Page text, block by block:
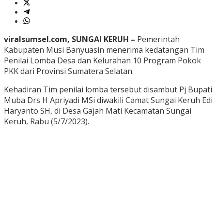
viralsumsel.com, SUNGAI KERUH – Pemerintah
Kabupaten Musi Banyuasin menerima kedatangan Tim
Penilai Lomba Desa dan Kelurahan 10 Program Pokok
PKK dari Provinsi Sumatera Selatan.
Kehadiran Tim penilai lomba tersebut disambut Pj Bupati
Muba Drs H Apriyadi MSi diwakili Camat Sungai Keruh Edi
Haryanto SH, di Desa Gajah Mati Kecamatan Sungai
Keruh, Rabu (5/7/2023).